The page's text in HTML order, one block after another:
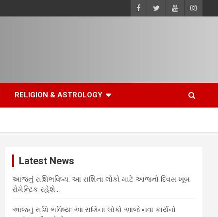
RELIGION & ASTROLOGY
Latest News
આજનું રાશિભવિષ્ય: આ રાશિના લોકો માટે આજનો દિવસ ખૂબ
રોમેન્ટિક રહેશે…
આજનું રાશિ ભવિષ્ય: આ રાશિના લોકો આજે નવા કાર્યનો